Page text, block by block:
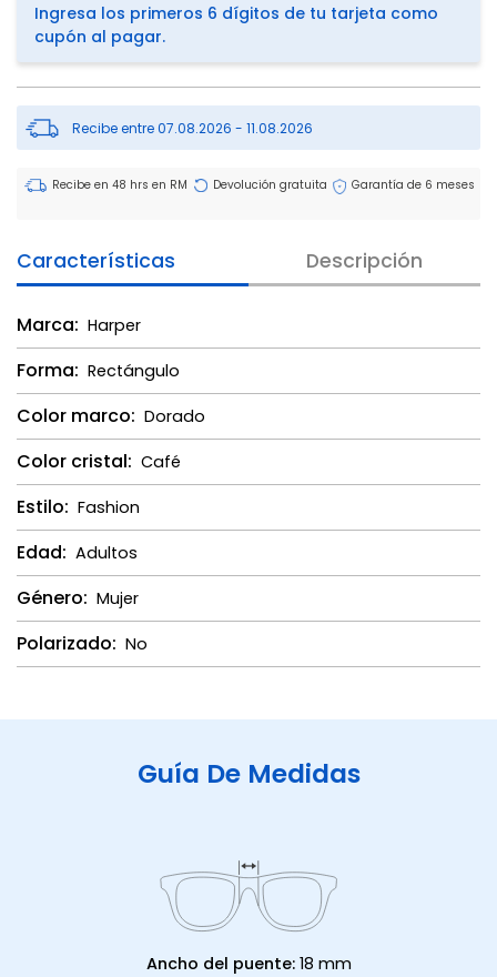
Ingresa los primeros 6 dígitos de tu tarjeta como
cupón al pagar.
Recibe entre 07.08.2026 - 11.08.2026
Recibe en 48 hrs en RM Devolución gratuita Garantía de 6 meses
Características Descripción
Marca: Harper
Forma: Rectángulo
Color marco: Dorado
Color cristal: Café
Estilo: Fashion
Edad: Adultos
Género: Mujer
Polarizado: No
Guía De Medidas
Ancho del puente: 18 mm